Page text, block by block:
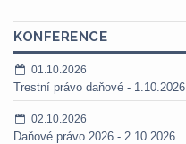
KONFERENCE
01.10.2026
Trestní právo daňové - 1.10.2026
02.10.2026
Daňové právo 2026 - 2.10.2026